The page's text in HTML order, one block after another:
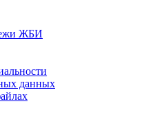
ЖБИ
данных